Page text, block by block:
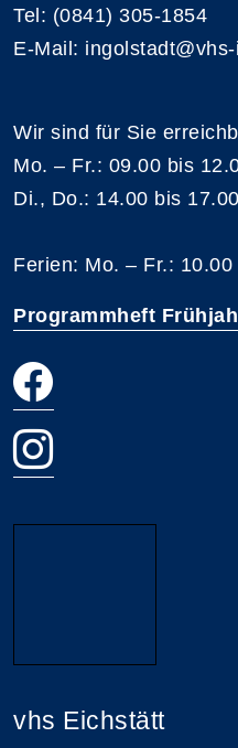
Tel: (0841) 305-1854
E-Mail:
Wir sind für Sie
Mo. – Fr.: 09.00 bis
Di., Do.: 14.00 bis
Ferien: Mo. – Fr.:
Programmheft
vhs Eichstätt